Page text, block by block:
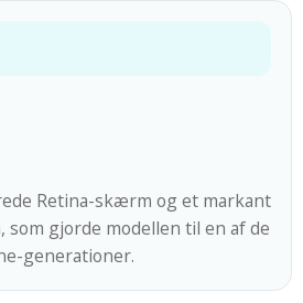
Retina-skærm og et markant
som gjorde modellen til en af de
generationer.